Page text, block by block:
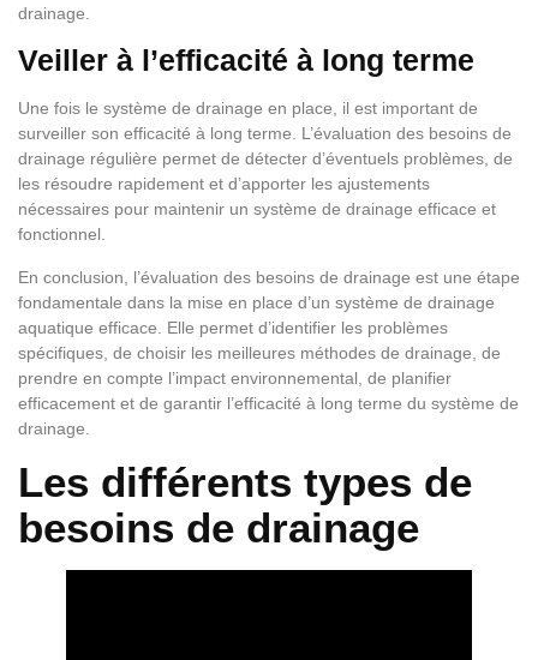
drainage.
Veiller à l’efficacité à long terme
Une fois le système de drainage en place, il est important de
surveiller son efficacité à long terme. L’évaluation des besoins de
drainage régulière permet de détecter d’éventuels problèmes, de
les résoudre rapidement et d’apporter les ajustements
nécessaires pour maintenir un système de drainage efficace et
fonctionnel.
En conclusion, l’évaluation des besoins de drainage est une étape
fondamentale dans la mise en place d’un système de drainage
aquatique efficace. Elle permet d’identifier les problèmes
spécifiques, de choisir les meilleures méthodes de drainage, de
prendre en compte l’impact environnemental, de planifier
efficacement et de garantir l’efficacité à long terme du système de
drainage.
Les différents types de
besoins de drainage